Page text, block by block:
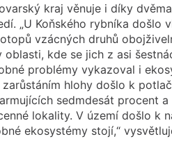
kraj věnuje i díky
„U Koňského rybníka došlo
vzácných druhů
kde se jich z asi
problémy vykazoval i
hlohy došlo k
sedmdesát procent
lokality. V území došlo k
ekosystémy stojí,“